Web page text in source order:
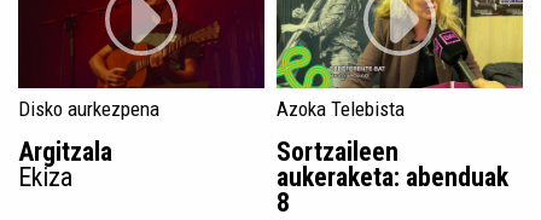
Disko aurkezpena
Argitzala
Ekiza
Azoka Telebista
Sortzaileen
aukeraketa: abenduak
8